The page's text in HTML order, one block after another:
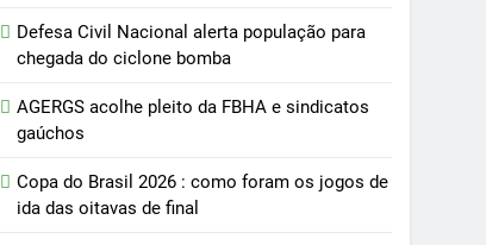
Defesa Civil Nacional alerta população para
chegada do ciclone bomba
AGERGS acolhe pleito da FBHA e sindicatos
gaúchos
Copa do Brasil 2026 : como foram os jogos de
ida das oitavas de final